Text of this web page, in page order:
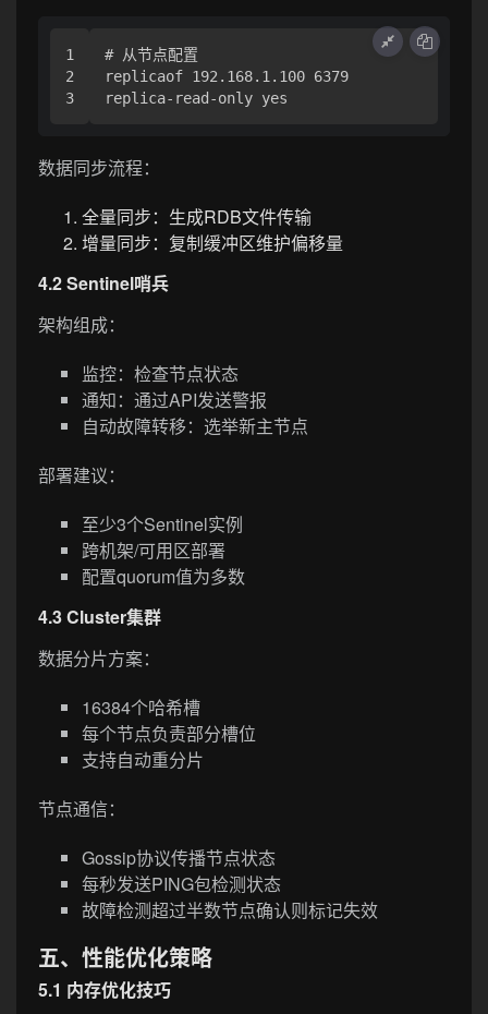
1
2
# 从节点配置
replicaof 192.168.1.100 6379
数据同步流程：
全量同步：生成RDB文件传输
增量同步：复制缓冲区维护偏移量
4.2 Sentinel哨兵
架构组成：
监控：检查节点状态
通知：通过API发送警报
自动故障转移：选举新主节点
部署建议：
至少3个Sentinel实例
跨机架/可用区部署
配置quorum值为多数
4.3 Cluster集群
数据分片方案：
16384个哈希槽
每个节点负责部分槽位
支持自动重分片
节点通信：
Gossip协议传播节点状态
每秒发送PING包检测状态
故障检测超过半数节点确认则标记失效
五、性能优化策略
5.1 内存优化技巧